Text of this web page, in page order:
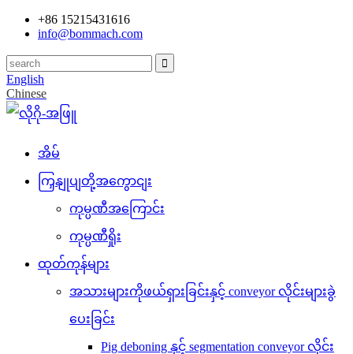
+86 15215431616
info@bommach.com
English
Chinese
အိမ်
ကြှနျုပျတို့အကွောငျး
ကုမ္ပဏီအကြောင်း
ကုမ္ပဏီရှိုး
ထုတ်ကုန်များ
အသားများကိုဖယ်ရှားခြင်းနှင့် conveyor လိုင်းများခွဲ
ပေးခြင်း
Pig deboning နှင့် segmentation conveyor လိုင်း